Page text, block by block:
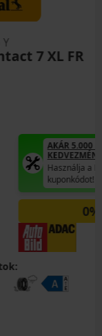
FT SZERELÉSI